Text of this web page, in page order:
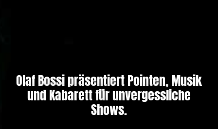
Olaf Bossi präsentiert Pointen, Musik
und Kabarett für unvergessliche
Shows.